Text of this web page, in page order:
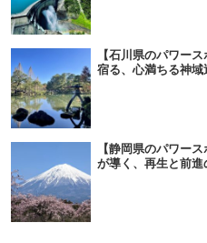
【石川県のパワー
宿る、心満ちる神域
【静岡県のパワー
が導く、再生と前進